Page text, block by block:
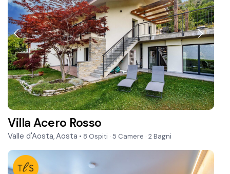
Villa Acero Rosso
Valle d'Aosta,Aosta • 8 Ospiti · 5 Camere · 2 Bagni